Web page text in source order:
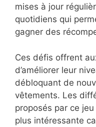
mises à jour
quotidiens qui
gagner des
Ces défis offrent
d’améliorer leur
débloquant de
vêtements. Les
proposés par ce
plus intéressante